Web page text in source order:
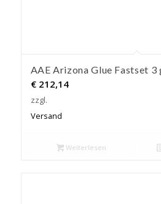
AAE Arizona Glue Fastset 3
€212,14
zzgl.
Versand
Weiterlesen